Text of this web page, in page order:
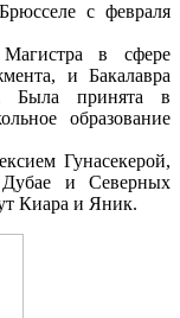
с февраля
Магистра в сфере
и Бакалавра
Была принята в
образование
Гунасекерой,
и Северных
Киара и Яник.